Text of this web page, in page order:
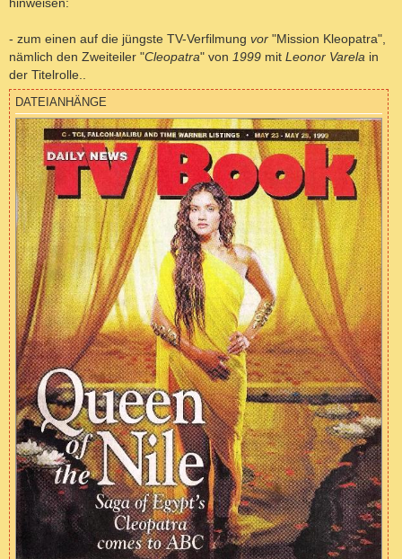
hinweisen:
- zum einen auf die jüngste TV-Verfilmung vor "Mission Kleopatra",
nämlich den Zweiteiler "Cleopatra" von 1999 mit Leonor Varela in
der Titelrolle..
DATEIANHÄNGE